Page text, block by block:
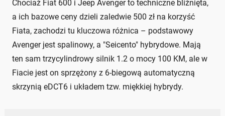
Chociaż Fiat 600 i Jeep Avenger to techniczne bliźnięta,
a ich bazowe ceny dzieli zaledwie 500 zł na korzyść
Fiata, zachodzi tu kluczowa różnica – podstawowy
Avenger jest spalinowy, a "Seicento" hybrydowe. Mają
ten sam trzycylindrowy silnik 1.2 o mocy 100 KM, ale w
Fiacie jest on sprzężony z 6-biegową automatyczną
skrzynią eDCT6 i układem tzw. miękkiej hybrydy.